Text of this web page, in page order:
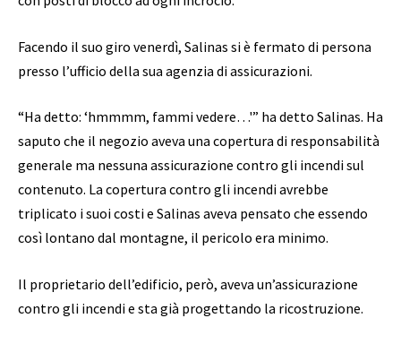
Facendo il suo giro venerdì, Salinas si è fermato di persona
presso l’ufficio della sua agenzia di assicurazioni.
“Ha detto: ‘hmmmm, fammi vedere…'” ha detto Salinas. Ha
saputo che il negozio aveva una copertura di responsabilità
generale ma nessuna assicurazione contro gli incendi sul
contenuto. La copertura contro gli incendi avrebbe
triplicato i suoi costi e Salinas aveva pensato che essendo
così lontano dal montagne, il pericolo era minimo.
Il proprietario dell’edificio, però, aveva un’assicurazione
contro gli incendi e sta già progettando la ricostruzione.